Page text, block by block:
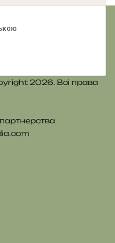
2026. Всі права